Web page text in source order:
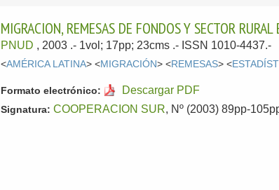
MIGRACION, REMESAS DE FONDOS Y SECTOR
PNUD , 2003 .- 1vol; 17pp; 23cms .- ISSN 1010-4437.-
<AMÉRICA LATINA> <MIGRACIÓN> <REMESAS> <
Formato electrónico: Descargar PDF
Signatura: COOPERACION SUR, Nº (2003) 89pp-